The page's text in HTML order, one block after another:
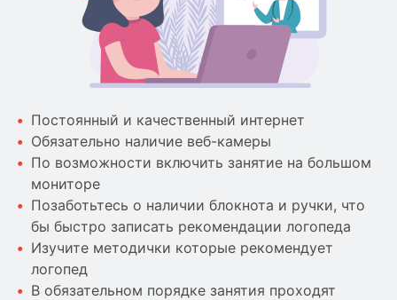
Постоянный и качественный интернет
Обязательно наличие веб-камеры
По возможности включить занятие на большом
мониторе
Позаботьтесь о наличии блокнота и ручки, что
бы быстро записать рекомендации логопеда
Изучите методички которые рекомендует
логопед
В обязательном порядке занятия проходят